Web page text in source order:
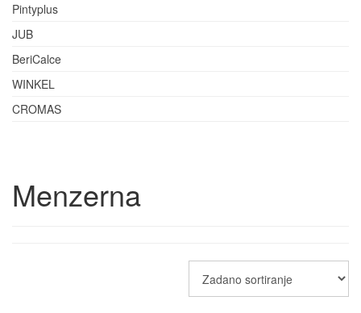
Pintyplus
JUB
BeriCalce
WINKEL
CROMAS
Menzerna